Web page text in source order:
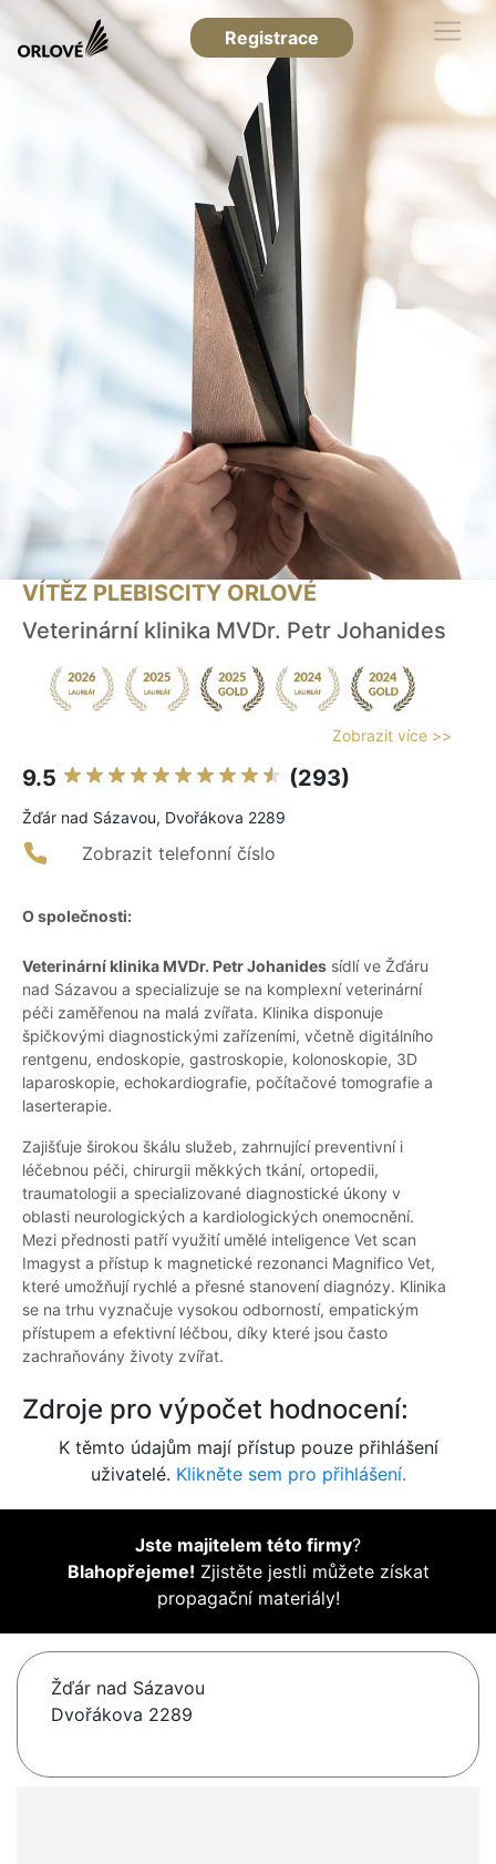
Registrace
VÍTĚZ PLEBISCITY ORLOVÉ
Veterinární klinika MVDr. Petr Johanides
Zobrazit více >>
9.5 (293)
Žďár nad Sázavou, Dvořákova 2289
Zobrazit telefonní číslo
O společnosti:
Veterinární klinika MVDr. Petr Johanides sídlí ve Žďáru
nad Sázavou a specializuje se na komplexní veterinární
péči zaměřenou na malá zvířata. Klinika disponuje
špičkovými diagnostickými zařízeními, včetně digitálního
rentgenu, endoskopie, gastroskopie, kolonoskopie, 3D
laparoskopie, echokardiografie, počítačové tomografie a
laserterapie.
Zajišťuje širokou škálu služeb, zahrnující preventivní i
léčebnou péči, chirurgii měkkých tkání, ortopedii,
traumatologii a specializované diagnostické úkony v
oblasti neurologických a kardiologických onemocnění.
Mezi přednosti patří využití umělé inteligence Vet scan
Imagyst a přístup k magnetické rezonanci Magnifico Vet,
které umožňují rychlé a přesné stanovení diagnózy. Klinika
se na trhu vyznačuje vysokou odborností, empatickým
přístupem a efektivní léčbou, díky které jsou často
zachraňovány životy zvířat.
Zdroje pro výpočet hodnocení:
K těmto údajům mají přístup pouze přihlášení
uživatelé. Klikněte sem pro přihlášení.
Jste majitelem této firmy?
Blahopřejeme! Zjistěte jestli můžete získat
propagační materiály!
Žďár nad Sázavou
Dvořákova 2289